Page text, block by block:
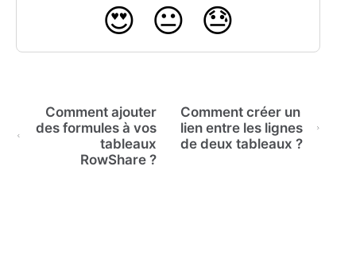
😍 😐 😓
Comment ajouter
des formules à vos
tableaux
RowShare ?
Comment créer un
lien entre les lignes
de deux tableaux ?